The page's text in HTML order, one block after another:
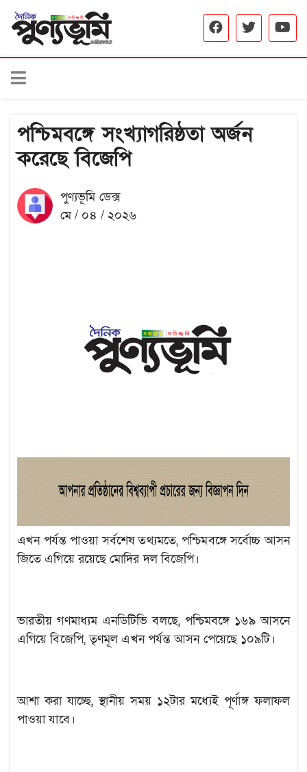
পশ্চিমবঙ্গে সংখ্যাগরিষ্ঠতা অর্জন
করেছে বিজেপি
পুণ্যভূমি ডেক্স
মে / ০৪ / ২০২৬
এখন পর্যন্ত পাওয়া সর্বশেষ তথ্যমতে, পশ্চিমবঙ্গে সর্বোচ্চ আসন
জিতে এগিয়ে রয়েছে মোদির দল বিজেপি।
ভারতীয় গণমাধ্যম এনডিটিভি বলছে, পশ্চিমবঙ্গে ১৬৯ আসনে
এগিয়ে বিজেপি, তৃণমূল এখন পর্যন্ত আসন পেয়েছে ১০৯টি।
আশা করা যাচ্ছে, স্থানীয় সময় ১২টার মধ্যেই পূর্ণাঙ্গ ফলাফল
পাওয়া যাবে।